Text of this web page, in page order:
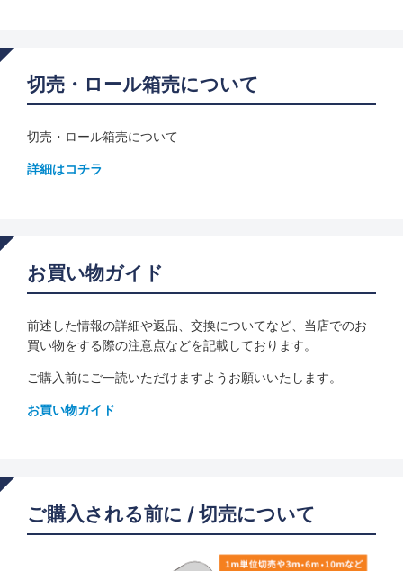
切売・ロール箱売について
切売・ロール箱売について
詳細はコチラ
お買い物ガイド
前述した情報の詳細や返品、交換についてなど、当店でのお
買い物をする際の注意点などを記載しております。
ご購入前にご一読いただけますようお願いいたします。
お買い物ガイド
ご購入される前に / 切売について